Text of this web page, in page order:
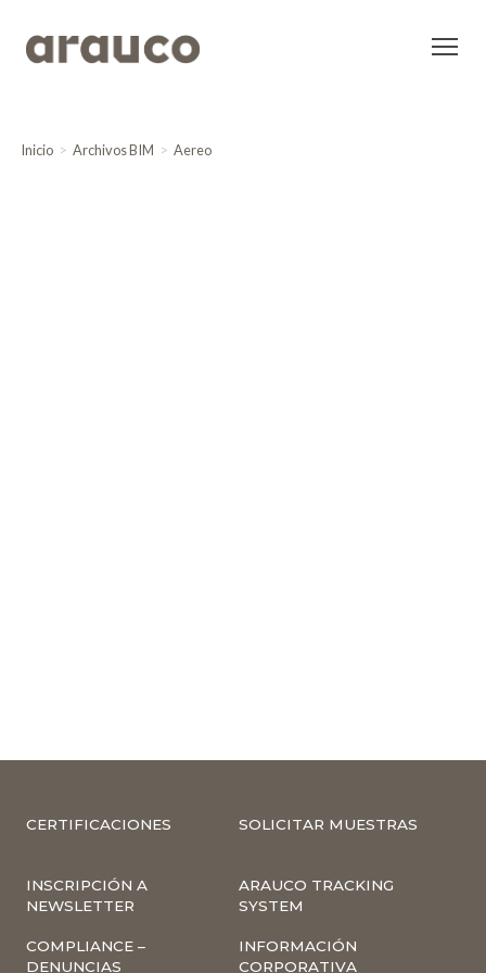
Inicio Archivos BIM Aereo
CERTIFICACIONES SOLICITAR MUESTRAS
INSCRIPCIÓN A
NEWSLETTER
ARAUCO TRACKING
SYSTEM
COMPLIANCE –
DENUNCIAS
INFORMACIÓN
CORPORATIVA